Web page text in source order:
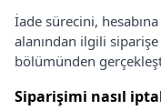
İade sürecini,
alanından ilgili
bölümünden
Siparişimi nasıl